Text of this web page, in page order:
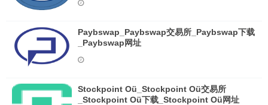
Paybswap_Paybswap交易所_Paybswap下载
_Paybswap网址
Stockpoint Oü_Stockpoint Oü交易所
_Stockpoint Oü下载_Stockpoint Oü网址